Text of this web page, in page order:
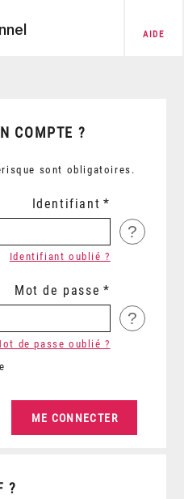
AIDE
COMPTE ?
sont obligatoires.
Identifiant
?
Identifiant oublié ?
Mot de passe
?
de passe oublié ?
?